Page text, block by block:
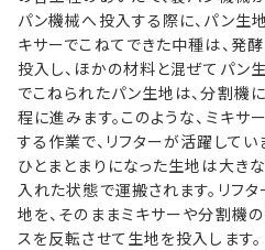
パン機械へ投入する際に、パン生
キサーでこねてできた中種は、発
投入し、ほかの材料と混ぜてパン
でこねられたパン生地は、分割機
程に進みます。このような、ミキ
する作業で、リフターが活躍してい
ひとまとまりになった生地は大き
入れた状態で運搬されます。リフ
地を、そのままミキサーや分割機
スを反転させて生地を投入します。